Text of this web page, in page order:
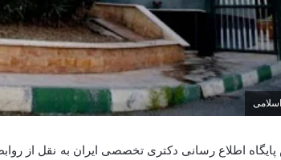
اطلاع رسانی دکتری تخصصی ایران به نقل از